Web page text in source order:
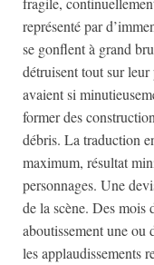
représenté par
se gonflent à grand
détruisent tout sur
avaient si
former des
débris. La traduction
maximum, résultat
personnages. Une
de la scène. Des mois
aboutissement une ou
les applaudissements